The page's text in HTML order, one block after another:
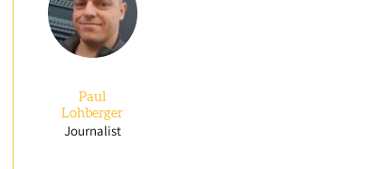
Paul
Lohberger
Journalist